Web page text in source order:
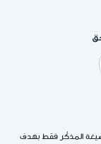
المذكّر فقط بهدف